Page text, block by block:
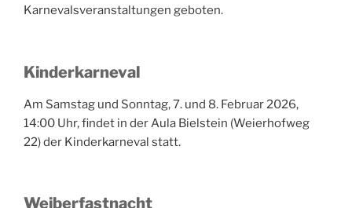
Karnevalsveranstaltungen geboten.
Kinderkarneval
Am Samstag und Sonntag, 7. und 8. Februar 2026,
14:00 Uhr, findet in der Aula Bielstein (Weierhofweg
22) der Kinderkarneval statt.
Weiberfastnacht